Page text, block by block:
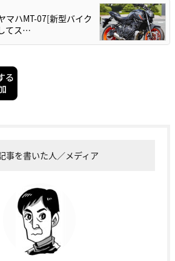
マハMT-07[新型バイク
てス…
事を書いた人／メディア